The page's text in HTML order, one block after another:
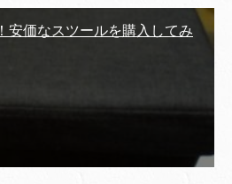
安価なスツールを購入してみ